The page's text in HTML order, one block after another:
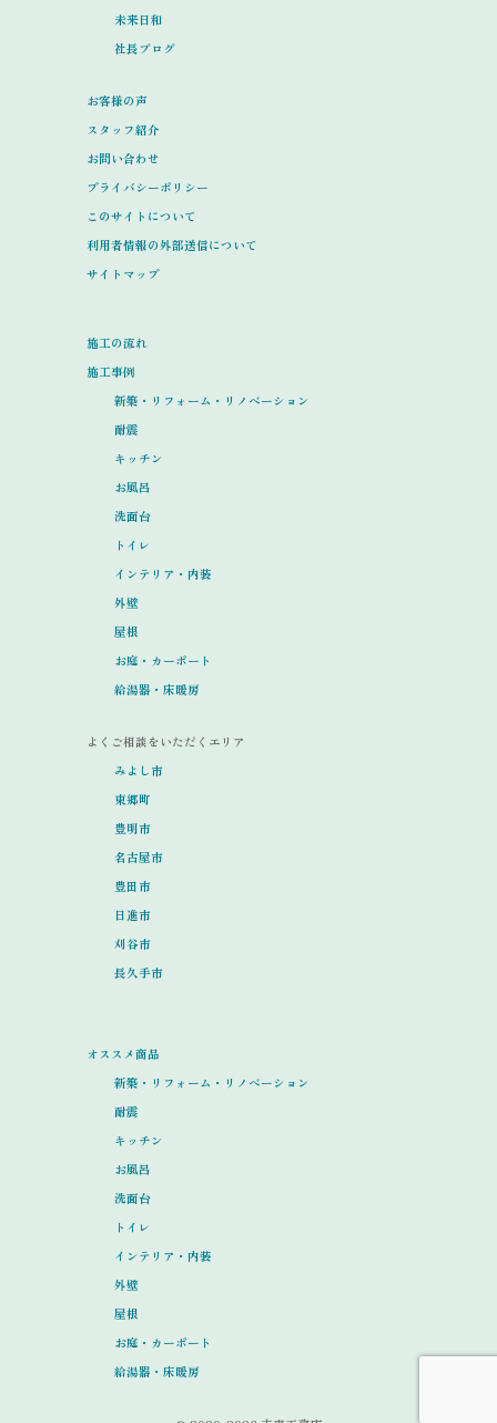
未来日和
社長ブログ
お客様の声
スタッフ紹介
お問い合わせ
プライバシーポリシー
このサイトについて
利用者情報の外部送信について
サイトマップ
施工の流れ
施工事例
新築・リフォーム・リノベーション
耐震
キッチン
お風呂
洗面台
トイレ
インテリア・内装
外壁
屋根
お庭・カーポート
給湯器・床暖房
よくご相談をいただくエリア
みよし市
東郷町
豊明市
名古屋市
豊田市
日進市
刈谷市
長久手市
オススメ商品
新築・リフォーム・リノベーション
耐震
キッチン
お風呂
洗面台
トイレ
インテリア・内装
外壁
屋根
お庭・カーポート
給湯器・床暖房